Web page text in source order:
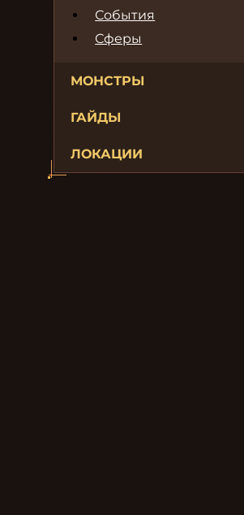
События
Сферы
МОНСТРЫ
ГАЙДЫ
ЛОКАЦИИ